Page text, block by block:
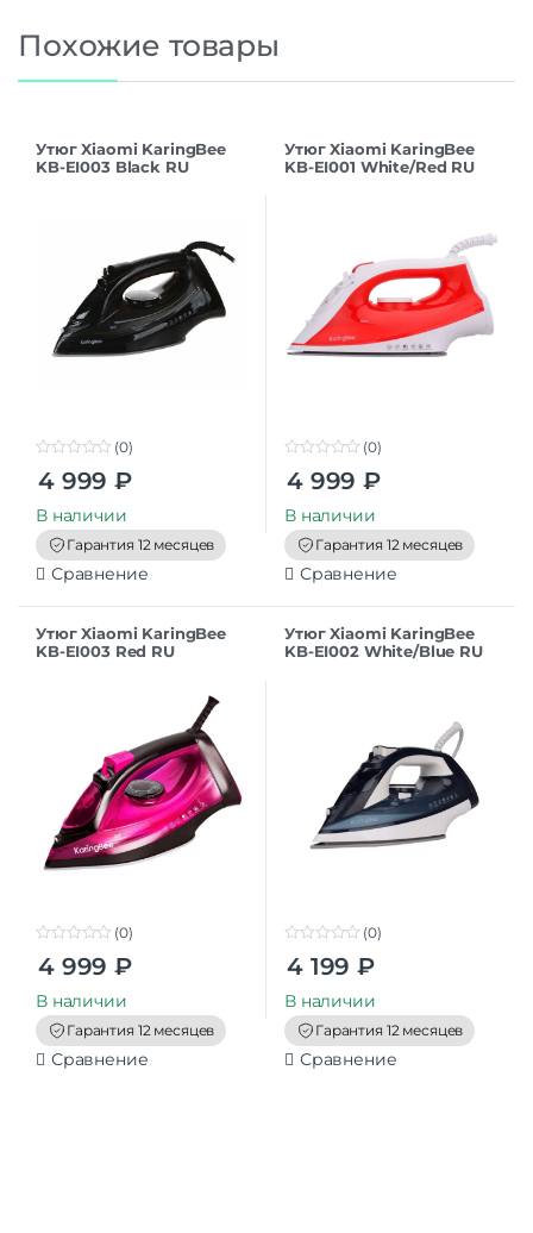
Похожие товары
Утюг Xiaomi KaringBee
KB-EI003 Black RU
o
t
o
f
5
(0)
4 999 ₽
В наличии
Гарантия 12 месяцев
Сравнение
Утюг Xiaomi KaringBee
KB-EI001 White/Red RU
o
t
o
f
5
(0)
4 999 ₽
В наличии
Гарантия 12 месяцев
Сравнение
Утюг Xiaomi KaringBee
KB-EI003 Red RU
o
t
o
f
5
(0)
4 999 ₽
В наличии
Гарантия 12 месяцев
Сравнение
Утюг Xiaomi KaringBee
KB-EI002 White/Blue RU
o
t
o
f
5
(0)
4 199 ₽
В наличии
Гарантия 12 месяцев
Сравнение